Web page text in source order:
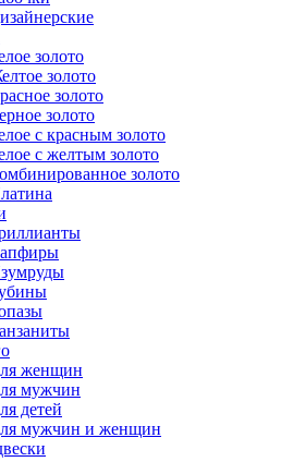
золото
золото
золото
золото
с красным золото
с желтым золото
золото
женщин
мужчин
детей
мужчин и женщин